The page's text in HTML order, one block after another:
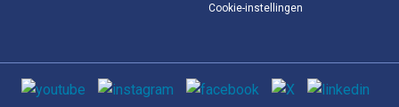
Cookie-instellingen
Sociale media